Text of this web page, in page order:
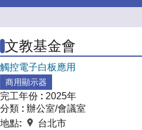
文教基金會
觸控電子白板應用
商用顯示器
完工年份 : 2025年
分類 : 辦公室/會議室
地點:
台北市